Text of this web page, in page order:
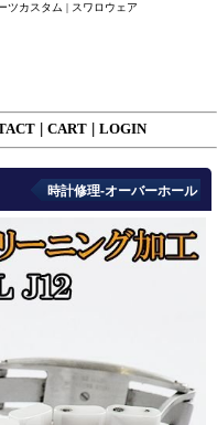
ツカスタム | スワロウェア
CART LOGIN
時計修理-オーバーホール